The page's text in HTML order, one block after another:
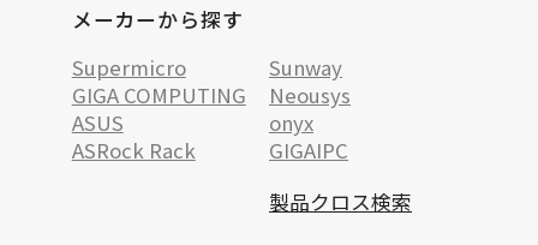
メーカーから探す
Supermicro
Sunway
GIGA COMPUTING
Neousys
ASUS
onyx
ASRock Rack
GIGAIPC
製品クロス検索